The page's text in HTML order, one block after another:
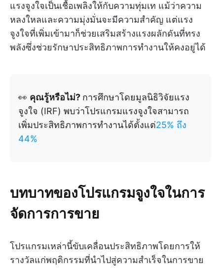
แรงจูงใจเป็นเชื้อเพลิงให้กับความทุ่มเท แม้ว่าความ
หลงใหลและความมุ่งมั่นจะมีความสำคัญ แต่แรง
จูงใจที่เพิ่มเข้ามาก็ช่วยเสริมสร้างแรงผลักดันที่ทรง
พลังซึ่งช่วยรักษาประสิทธิภาพการทำงานให้คงอยู่ได้
👀 คุณรู้หรือไม่? การศึกษาโดยมูลนิธิวิจัยแรง
จูงใจ (IRF) พบว่าโปรแกรมแรงจูงใจสามารถ
เพิ่มประสิทธิภาพการทำงานได้ตั้งแต่25% ถึง
44%
บทบาทของโปรแกรมจูงใจในการ
จัดการการขาย
โปรแกรมเหล่านี้ขับเคลื่อนประสิทธิภาพโดยการให้
รางวัลแก่พฤติกรรมที่นำไปสู่ความสำเร็จในการขาย